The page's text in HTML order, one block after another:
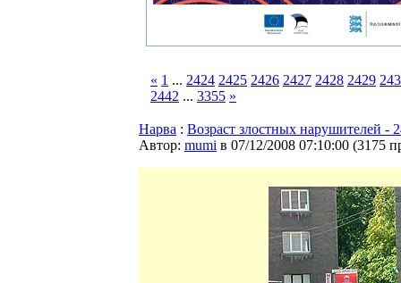
« 1 ... 2424 2425 2426 2427 2428 2429
2442 ... 3355 »
Нарва : Возраст злостных нарушителей -
Автор: mumi в 07/12/2008 07:10:00 (3175